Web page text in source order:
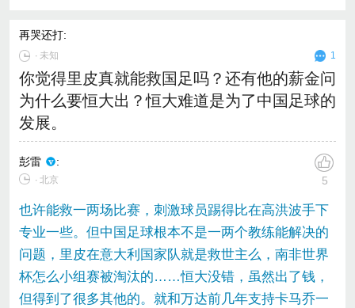
再哭还打:
∙ 未知 1
你觉得里皮真就能救国足吗？还有他的薪金问
为什么要恒大出？恒大难道是为了中国足球的
发展。
彭雷 :
∙ 北京 5
也许能救一两场比赛，刺激球员踢得比在高洪波手下
专业一些。但中国足球根本不是一两个教练能解决的
问题，里皮在意大利国家队就是救世主么，南非世界
杯怎么小组赛被淘汰的……恒大没错，虽然出了钱，
但得到了很多其他的。就和万达前几年支持卡马乔一